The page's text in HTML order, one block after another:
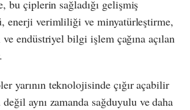
bu çiplerin sağladığı gelişmiş
enerji verimliliği ve minyatürleştirme,
endüstriyel bilgi işlem çağına açılan
yarının teknolojisinde çığır açabilir
aynı zamanda sağduyulu ve daha